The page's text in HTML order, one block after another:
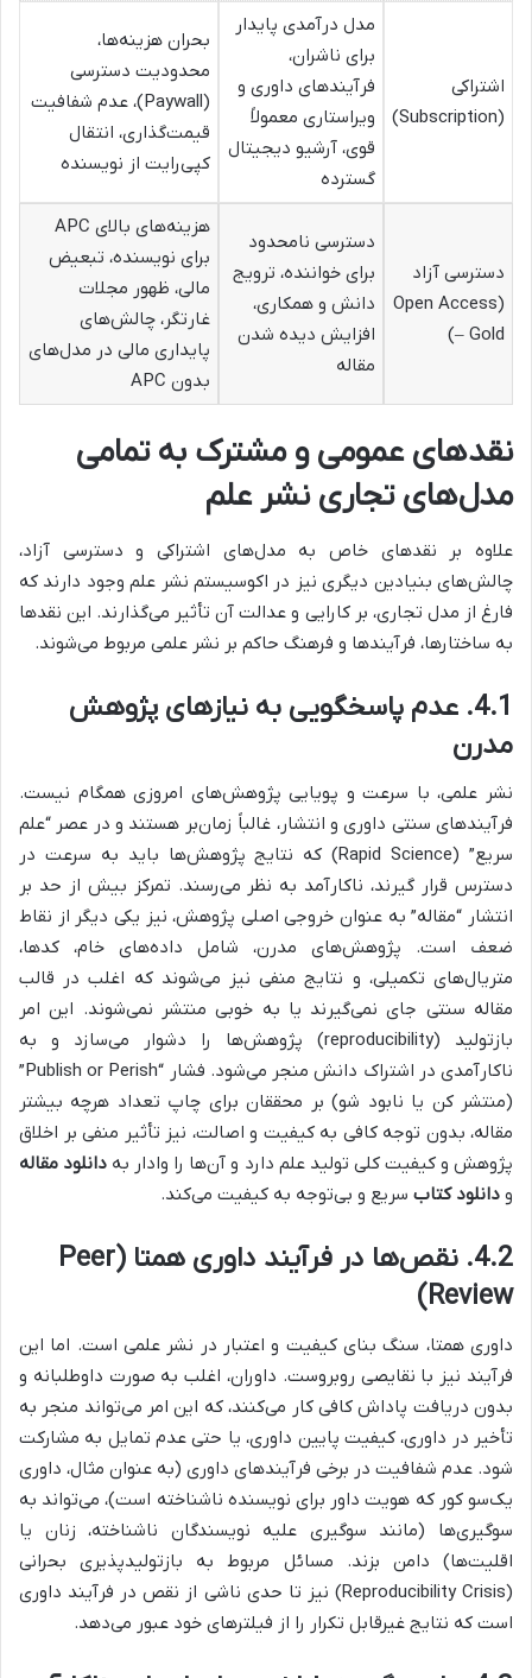
اشتراکی
(Subscription)
مدل درآمدی پایدار
برای ناشران،
فرآیندهای داوری و
ویراستاری معمولاً
قوی، آرشیو دیجیتال
گسترده
بحران هزینه‌ها،
محدودیت دسترسی
(Paywall)، عدم شفافیت
قیمت‌گذاری، انتقال
کپی‌رایت از نویسنده
دسترسی آزاد
(Open Access
– Gold)
دسترسی نامحدود
برای خواننده، ترویج
دانش و همکاری،
افزایش دیده شدن
مقاله
هزینه‌های بالای APC
برای نویسنده، تبعیض
مالی، ظهور مجلات
غارتگر، چالش‌های
پایداری مالی در مدل‌های
بدون APC
نقدهای عمومی و مشترک به تمامی
مدل‌های تجاری نشر علم
علاوه بر نقدهای خاص به مدل‌های اشتراکی و دسترسی آزاد،
چالش‌های بنیادین دیگری نیز در اکوسیستم نشر علم وجود دارند که
فارغ از مدل تجاری، بر کارایی و عدالت آن تأثیر می‌گذارند. این نقدها
به ساختارها، فرآیندها و فرهنگ حاکم بر نشر علمی مربوط می‌شوند.
4.1. عدم پاسخگویی به نیازهای پژوهش
مدرن
نشر علمی، با سرعت و پویایی پژوهش‌های امروزی همگام نیست.
فرآیندهای سنتی داوری و انتشار، غالباً زمان‌بر هستند و در عصر “علم
سریع” (Rapid Science) که نتایج پژوهش‌ها باید به سرعت در
دسترس قرار گیرند، ناکارآمد به نظر می‌رسند. تمرکز بیش از حد بر
انتشار “مقاله” به عنوان خروجی اصلی پژوهش، نیز یکی دیگر از نقاط
ضعف است. پژوهش‌های مدرن، شامل داده‌های خام، کدها،
متریال‌های تکمیلی، و نتایج منفی نیز می‌شوند که اغلب در قالب
مقاله سنتی جای نمی‌گیرند یا به خوبی منتشر نمی‌شوند. این امر
بازتولید (reproducibility) پژوهش‌ها را دشوار می‌سازد و به
ناکارآمدی در اشتراک دانش منجر می‌شود. فشار “Publish or Perish”
(منتشر کن یا نابود شو) بر محققان برای چاپ تعداد هرچه بیشتر
مقاله، بدون توجه کافی به کیفیت و اصالت، نیز تأثیر منفی بر اخلاق
پژوهش و کیفیت کلی تولید علم دارد و آن‌ها را وادار به دانلود مقاله
و دانلود کتاب سریع و بی‌توجه به کیفیت می‌کند.
4.2. نقص‌ها در فرآیند داوری همتا (Peer
Review)
داوری همتا، سنگ بنای کیفیت و اعتبار در نشر علمی است. اما این
فرآیند نیز با نقایصی روبروست. داوران، اغلب به صورت داوطلبانه و
بدون دریافت پاداش کافی کار می‌کنند، که این امر می‌تواند منجر به
تأخیر در داوری، کیفیت پایین داوری، یا حتی عدم تمایل به مشارکت
شود. عدم شفافیت در برخی فرآیندهای داوری (به عنوان مثال، داوری
یک‌سو کور که هویت داور برای نویسنده ناشناخته است)، می‌تواند به
سوگیری‌ها (مانند سوگیری علیه نویسندگان ناشناخته، زنان یا
اقلیت‌ها) دامن بزند. مسائل مربوط به بازتولیدپذیری بحرانی
(Reproducibility Crisis) نیز تا حدی ناشی از نقص در فرآیند داوری
است که نتایج غیرقابل تکرار را از فیلترهای خود عبور می‌دهد.